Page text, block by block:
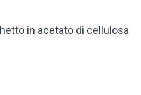
in acetato di cellulosa